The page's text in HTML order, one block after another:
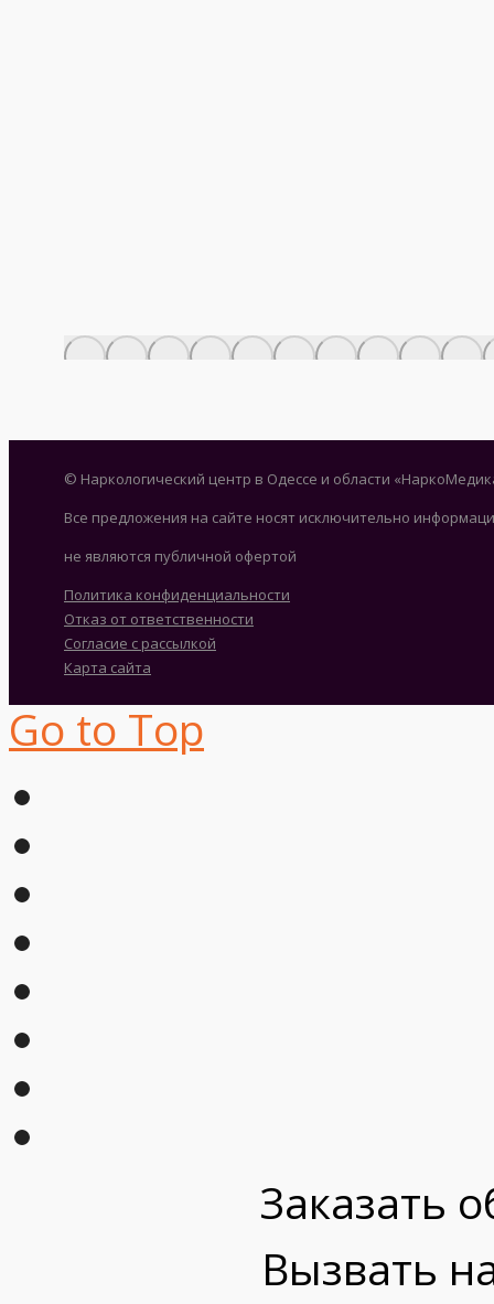
© Наркологический центр в Одессе и области
Все предложения на сайте носят исключительно
не являются публичной офертой
Политика конфиденциальности
Отказ от ответственности
Согласие с рассылкой
Карта сайта
Go to Top
Заказать
Вызвать